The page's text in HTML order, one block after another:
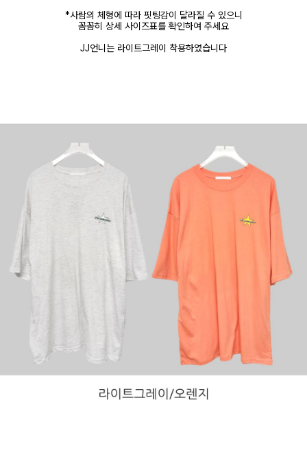
*사람의 체형에 따라 핏팅감이 달라질 수 있으니
꼼꼼히 상세 사이즈표를 확인하여 주세요
JJ언니는 라이트그레이 착용하였습니다